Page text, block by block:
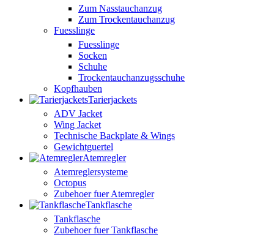
Zum Nasstauchanzug
Zum Trockentauchanzug
Fuesslinge
Fuesslinge
Socken
Schuhe
Trockentauchanzugsschuhe
Kopfhauben
Tarierjackets
ADV Jacket
Wing Jacket
Technische Backplate & Wings
Gewichtguertel
Atemregler
Atemreglersysteme
Octopus
Zubehoer fuer Atemregler
Tankflasche
Tankflasche
Zubehoer fuer Tankflasche